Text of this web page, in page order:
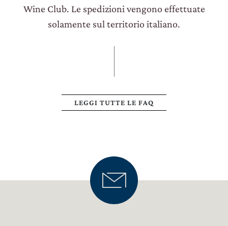
Wine Club. Le spedizioni vengono effettuate
solamente sul territorio italiano.
LEGGI TUTTE LE FAQ